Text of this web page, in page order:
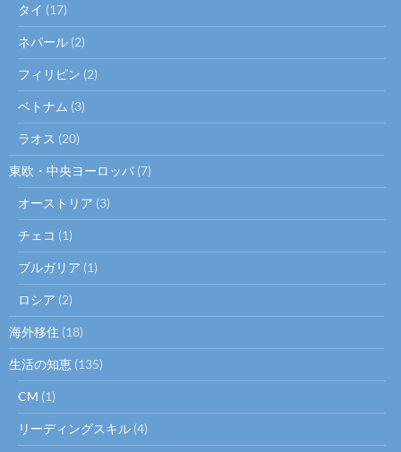
タイ (17)
ネパール (2)
フィリピン (2)
ベトナム (3)
ラオス (20)
東欧・中央ヨーロッパ (7)
オーストリア (3)
チェコ (1)
ブルガリア (1)
ロシア (2)
海外移住 (18)
生活の知恵 (135)
CM (1)
リーディングスキル (4)